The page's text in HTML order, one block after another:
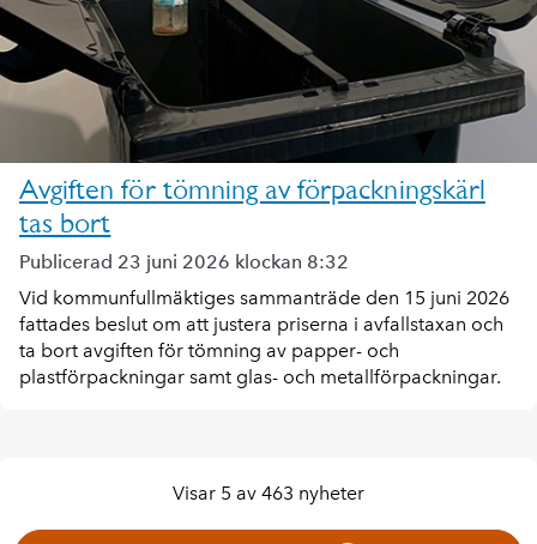
Avgiften för tömning av förpackningskärl
tas bort
Publicerad 23 juni 2026 klockan 8:32
Vid kommunfullmäktiges sammanträde den 15 juni 2026
fattades beslut om att justera priserna i avfallstaxan och
ta bort avgiften för tömning av papper- och
plastförpackningar samt glas- och metallförpackningar.
Visar 5 av 463 nyheter